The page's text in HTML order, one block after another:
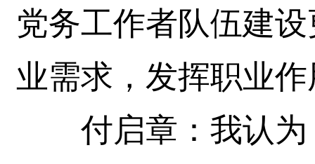
党务工作者队伍建
业需求，发挥职业
付启章：我认为